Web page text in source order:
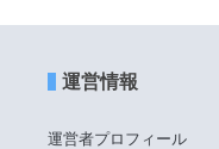
運営情報
運営者プロフィール